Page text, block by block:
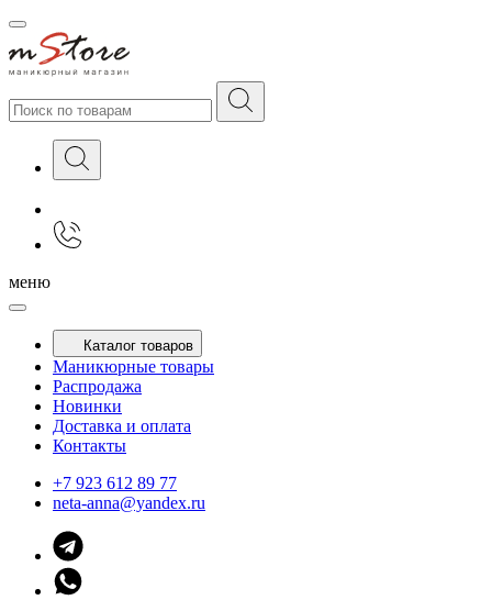
меню
Каталог товаров
Маникюрные товары
Распродажа
Новинки
Доставка и оплата
Контакты
+7 923 612 89 77
neta-anna@yandex.ru